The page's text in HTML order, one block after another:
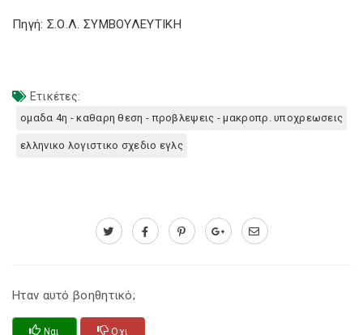
Πηγή: Σ.Ο.Λ. ΣΥΜΒΟΥΛΕΥΤΙΚΗ
Ετικέτες:
ομαδα 4η - καθαρη θεση - προβλεψεις - μακροπρ. υποχρεωσεις
ελληνικο λογιστικο σχεδιο εγλς
Ηταν αυτό βοηθητικό;
Ναι Οχι